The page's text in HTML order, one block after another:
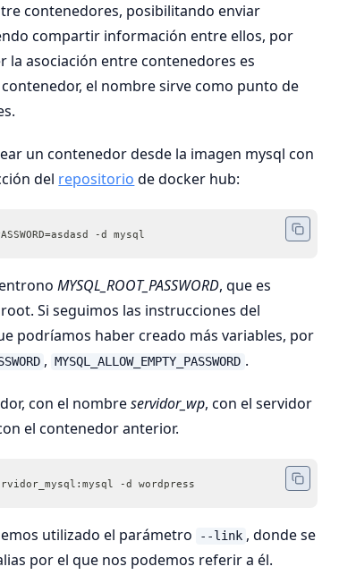
contenedores, posibilitando enviar
compartir información entre ellos, por
la asociación entre contenedores es
el nombre sirve como punto de
un contenedor desde la imagen mysql con
del repositorio de docker hub:
-d mysql
MYSQL_ROOT_PASSWORD, que es
Si seguimos las instrucciones del
podríamos haber creado más variables, por
, MYSQL_ALLOW_EMPTY_PASSWORD .
con el nombreservidor_wp, con el servidor
el contenedor anterior.
-d wordpress
utilizado el parámetro --link , donde se
por el que nos podemos referir a él.